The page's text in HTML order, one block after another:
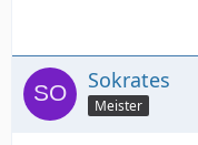
Sokrates
Meister